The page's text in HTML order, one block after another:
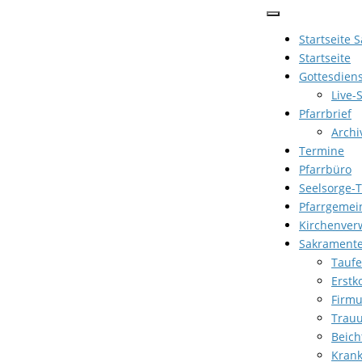
Startseite
Startseite
Live-
Pfarrbrief
Termine
Pfarrbüro
Seelsorge-
Taufe